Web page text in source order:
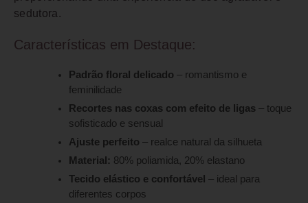
sedutora.
Características em Destaque:
Padrão floral delicado – romantismo e
feminilidade
Recortes nas coxas com efeito de ligas – toque
sofisticado e sensual
Ajuste perfeito – realce natural da silhueta
Material: 80% poliamida, 20% elastano
Tecido elástico e confortável – ideal para
diferentes corpos